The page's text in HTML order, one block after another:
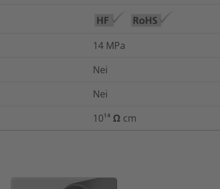
14 MPa
Nei
Nei
10¹⁴ Ω cm